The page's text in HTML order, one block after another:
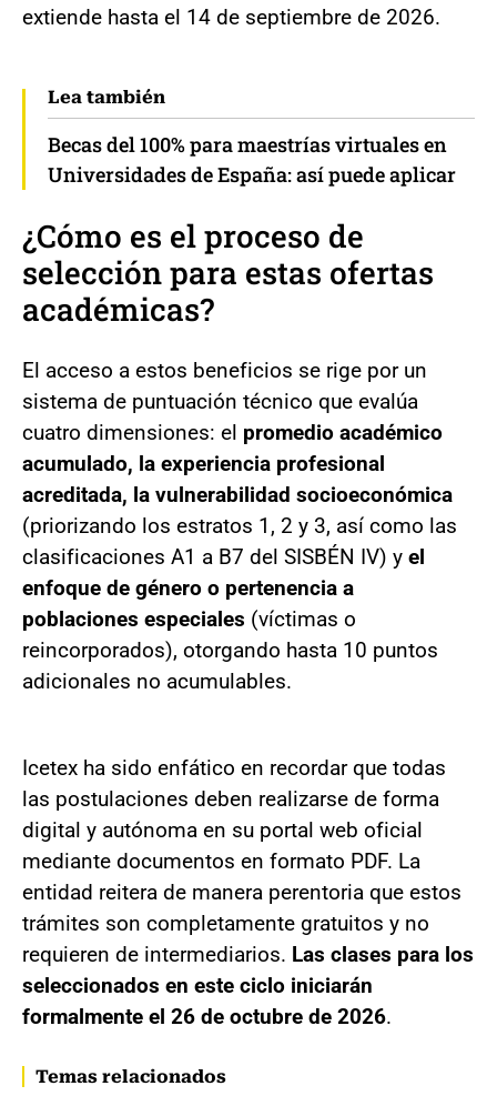
extiende hasta el 14 de septiembre de 2026.
Lea también
Becas del 100% para maestrías virtuales en
Universidades de España: así puede aplicar
¿Cómo es el proceso de
selección para estas ofertas
académicas?
El acceso a estos beneficios se rige por un
sistema de puntuación técnico que evalúa
cuatro dimensiones: el promedio académico
acumulado, la experiencia profesional
acreditada, la vulnerabilidad socioeconómica
(priorizando los estratos 1, 2 y 3, así como las
clasificaciones A1 a B7 del SISBÉN IV) y el
enfoque de género o pertenencia a
poblaciones especiales (víctimas o
reincorporados), otorgando hasta 10 puntos
adicionales no acumulables.
Icetex ha sido enfático en recordar que todas
las postulaciones deben realizarse de forma
digital y autónoma en su portal web oficial
mediante documentos en formato PDF. La
entidad reitera de manera perentoria que estos
trámites son completamente gratuitos y no
requieren de intermediarios. Las clases para los
seleccionados en este ciclo iniciarán
formalmente el 26 de octubre de 2026.
Temas relacionados